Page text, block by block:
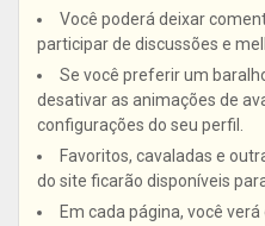
Você poderá deixar
participar de discussões e
Se você preferir um
desativar as animações de
configurações do seu perfil.
Favoritos, cavaladas e
do site ficarão disponíveis
Em cada página, você